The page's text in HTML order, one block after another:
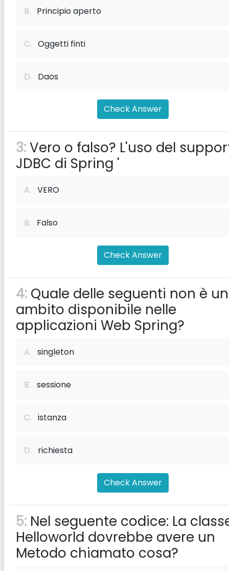
B. Principio aperto
C. Oggetti finti
D. Daos
Check Answer
3:Vero o falso? L'uso del
JDBC di Spring '
A. VERO
B. Falso
Check Answer
4: Quale delle seguenti non è un
ambito disponibile nelle
applicazioni Web Spring?
A. singleton
B. sessione
C. istanza
D. richiesta
Check Answer
5: Nel seguente codice: La
Helloworld dovrebbe avere un
Metodo chiamato cosa?